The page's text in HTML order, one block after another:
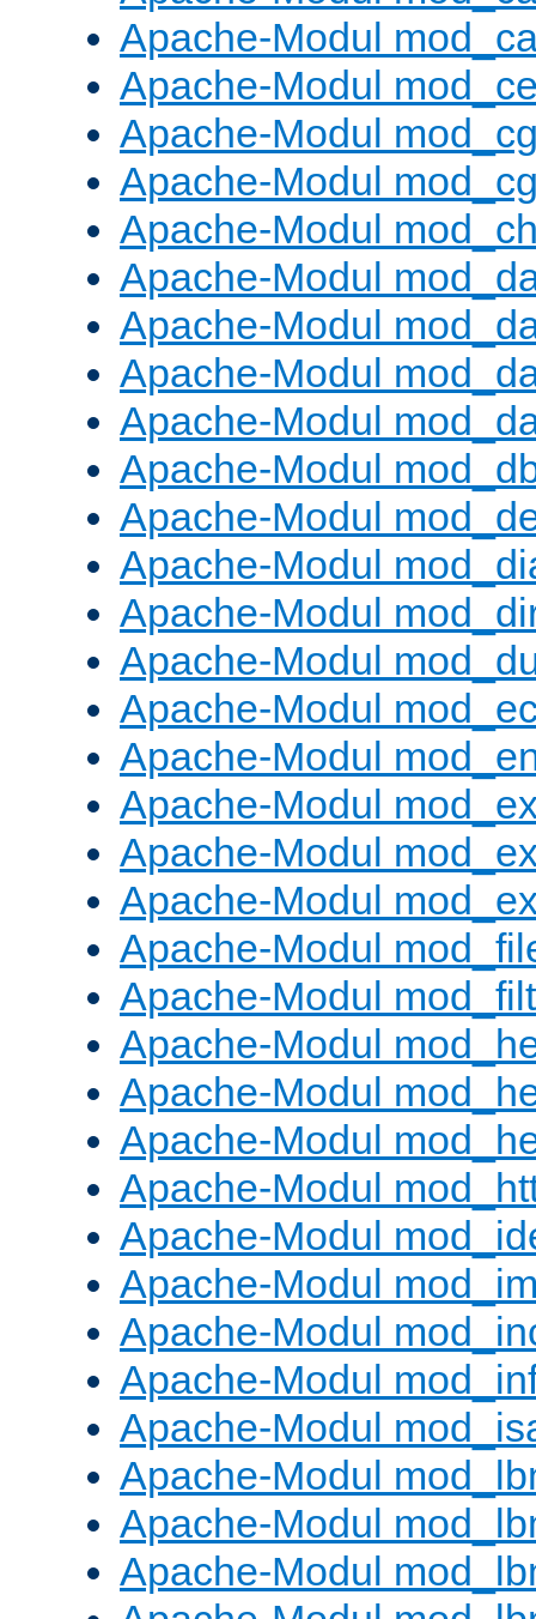
Apache-Modul
Apache-Modul
Apache-Modul
Apache-Modul
Apache-Modul
Apache-Modul
Apache-Modul
Apache-Modul
Apache-Modul
Apache-Modul
Apache-Modul
Apache-Modul
Apache-Modul
Apache-Modul
Apache-Modul
Apache-Modul
Apache-Modul
Apache-Modul
Apache-Modul
Apache-Modul
Apache-Modul
Apache-Modul
Apache-Modul
Apache-Modul
Apache-Modul
Apache-Modul
Apache-Modul
Apache-Modul
Apache-Modul
Apache-Modul
Apache-Modul
Apache-Modul
Apache-Modul